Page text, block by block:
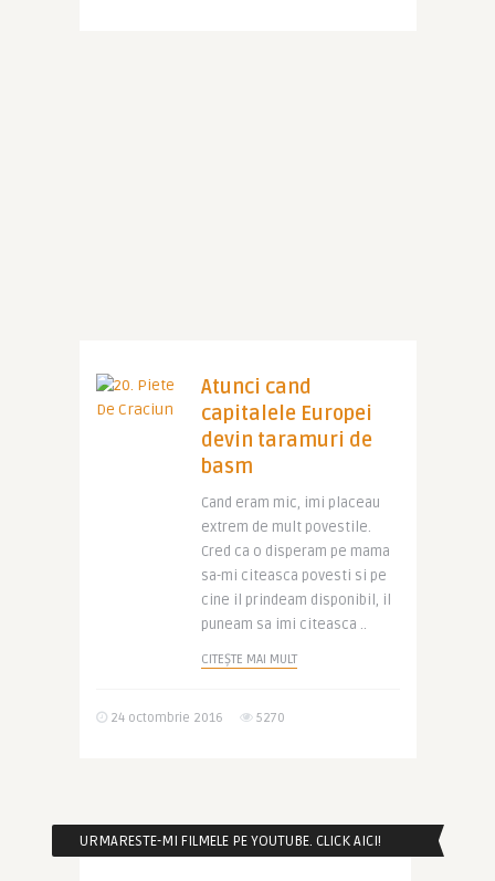
Atunci cand
capitalele Europei
devin taramuri de
basm
Cand eram mic, imi placeau
extrem de mult povestile.
Cred ca o disperam pe mama
sa-mi citeasca povesti si pe
cine il prindeam disponibil, il
puneam sa imi citeasca ..
CITEȘTE MAI MULT
24 octombrie 2016 5270
URMARESTE-MI FILMELE PE YOUTUBE. CLICK AICI!